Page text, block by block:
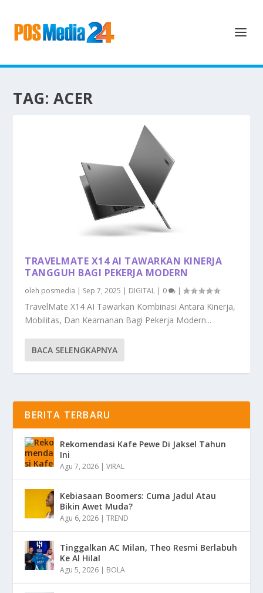
TAG: ACER
TRAVELMATE X14 AI TAWARKAN KINERJA
TANGGUH BAGI PEKERJA MODERN
oleh posmedia | Sep 7, 2025 | DIGITAL | 0 |
TravelMate X14 AI Tawarkan Kombinasi Antara Kinerja,
Mobilitas, Dan Keamanan Bagi Pekerja Modern...
BACA SELENGKAPNYA
BERITA TERBARU
Rekomendasi Kafe Pewe Di Jaksel Tahun
Ini
Agu 7, 2026 |VIRAL
Kebiasaan Boomers: Cuma Jadul Atau
Bikin Awet Muda?
Agu 6, 2026 |TREND
Tinggalkan AC Milan, Theo Resmi Berlabuh
Ke Al Hilal
Agu 5, 2026 | BOLA